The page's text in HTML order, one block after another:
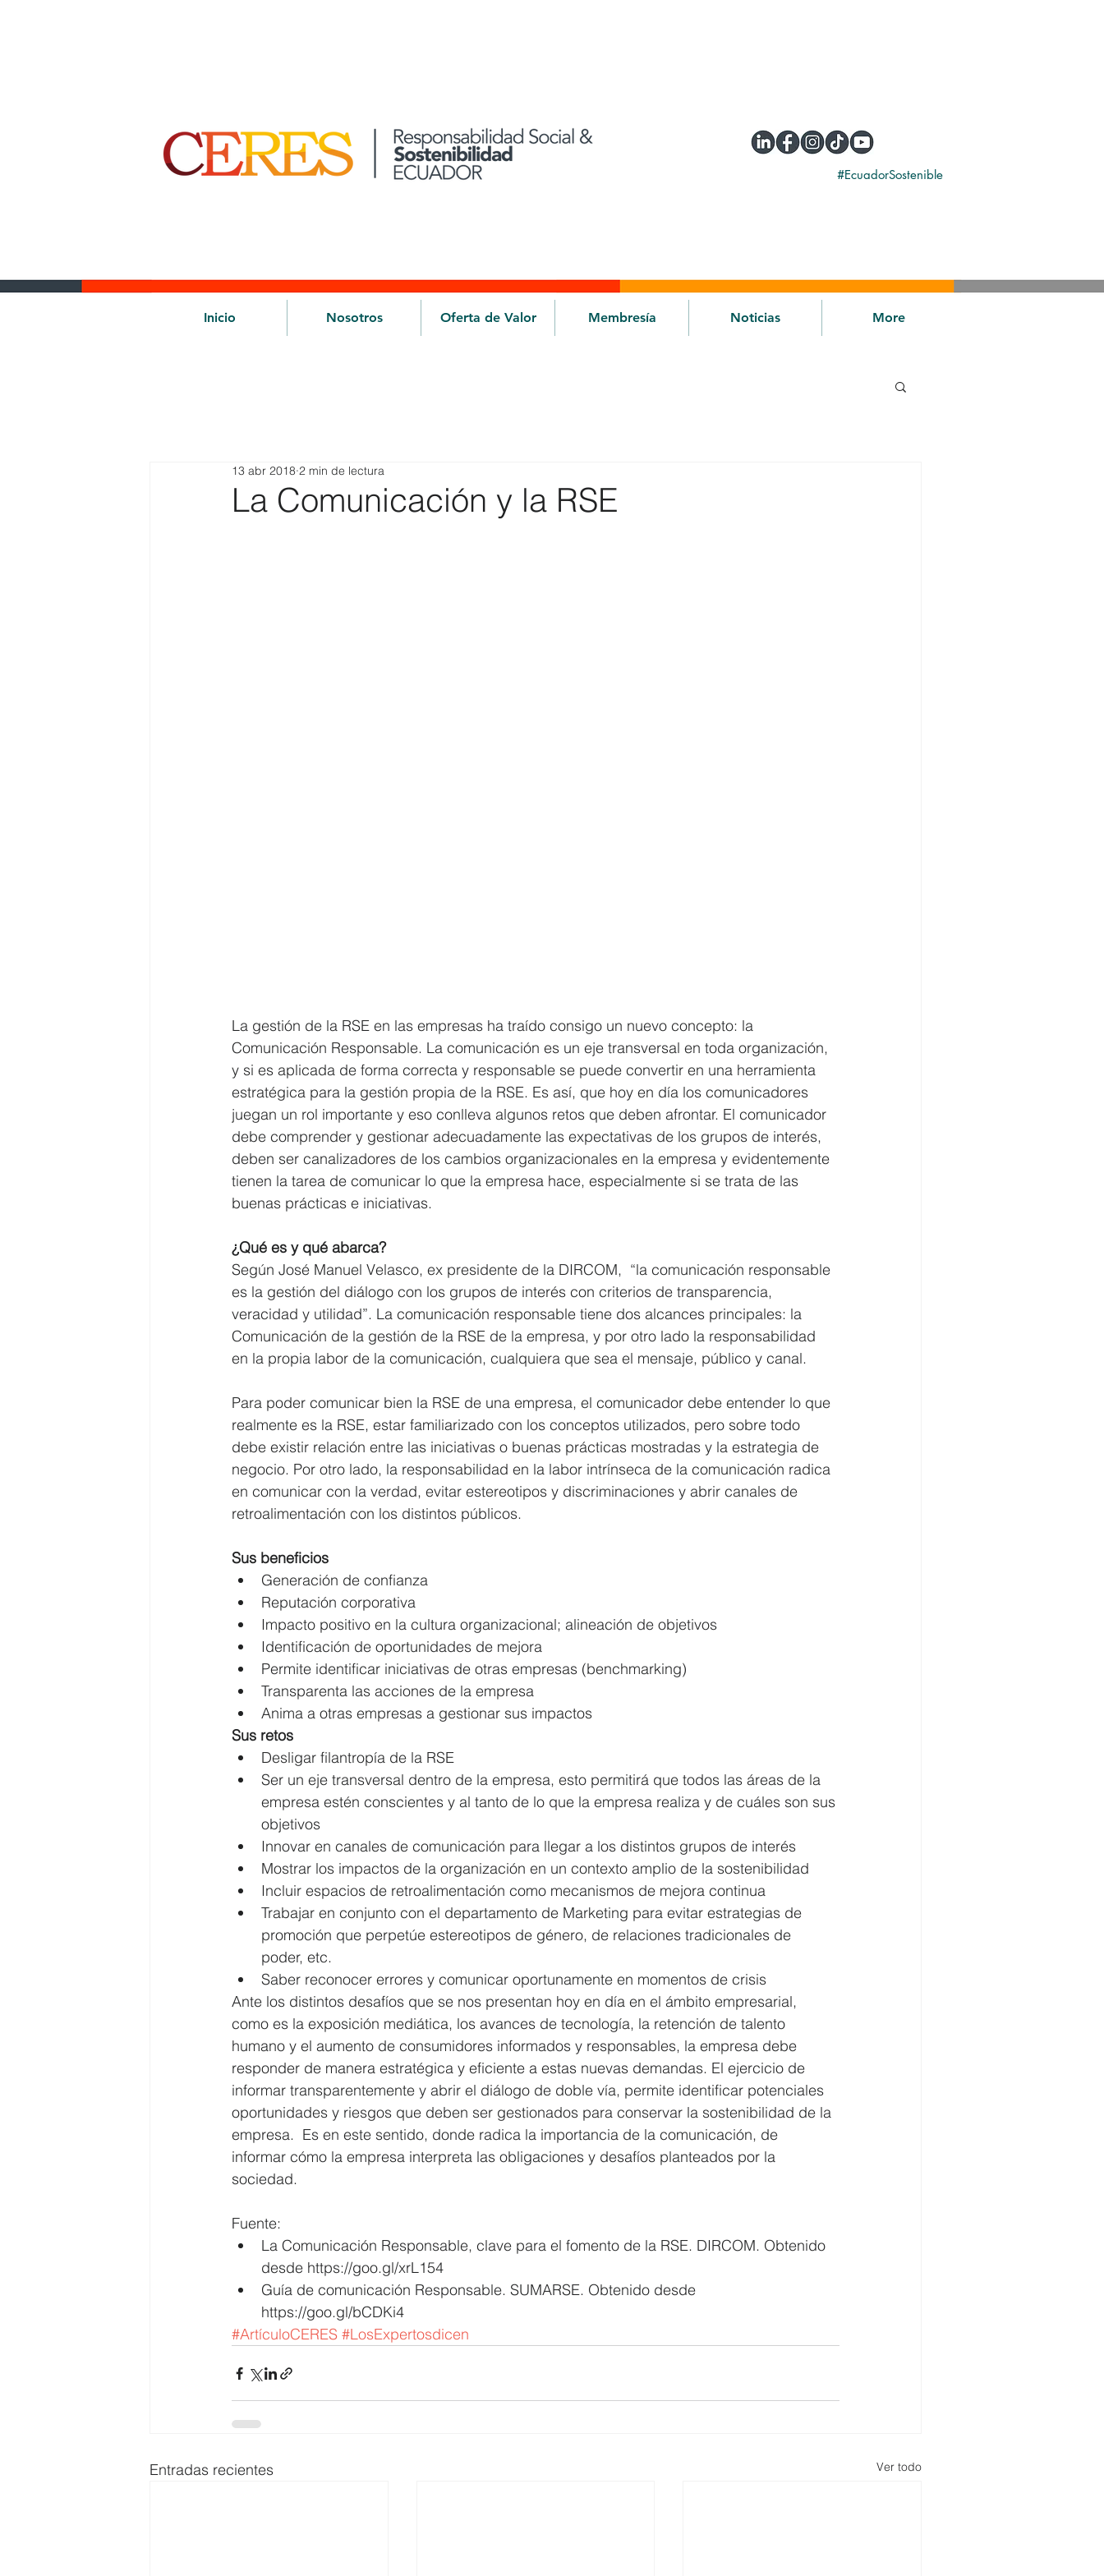
#EcuadorSostenible
Inicio Nosotros Oferta de Valor Membresía Noticias More
La Comunicación y la RSE
13 abr 2018 2 min de lectura
La gestión de la RSE en las empresas ha traído consigo un nuevo concepto: la
Comunicación Responsable. La comunicación es un eje transversal en toda organización,
y si es aplicada de forma correcta y responsable se puede convertir en una herramienta
estratégica para la gestión propia de la RSE. Es así, que hoy en día los comunicadores
juegan un rol importante y eso conlleva algunos retos que deben afrontar. El comunicador
debe comprender y gestionar adecuadamente las expectativas de los grupos de interés,
deben ser canalizadores de los cambios organizacionales en la empresa y evidentemente
tienen la tarea de comunicar lo que la empresa hace, especialmente si se trata de las
buenas prácticas e iniciativas.
¿Qué es y qué abarca?
Según José Manuel Velasco, ex presidente de la DIRCOM,  “la comunicación responsable
es la gestión del diálogo con los grupos de interés con criterios de transparencia,
veracidad y utilidad”. La comunicación responsable tiene dos alcances principales: la
Comunicación de la gestión de la RSE de la empresa, y por otro lado la responsabilidad
en la propia labor de la comunicación, cualquiera que sea el mensaje, público y canal.
Para poder comunicar bien la RSE de una empresa, el comunicador debe entender lo que
realmente es la RSE, estar familiarizado con los conceptos utilizados, pero sobre todo
debe existir relación entre las iniciativas o buenas prácticas mostradas y la estrategia de
negocio. Por otro lado, la responsabilidad en la labor intrínseca de la comunicación radica
en comunicar con la verdad, evitar estereotipos y discriminaciones y abrir canales de
retroalimentación con los distintos públicos.
Sus beneficios
Generación de confianza
Reputación corporativa
Impacto positivo en la cultura organizacional; alineación de objetivos
Identificación de oportunidades de mejora
Permite identificar iniciativas de otras empresas (benchmarking)
Transparenta las acciones de la empresa
Anima a otras empresas a gestionar sus impactos
Sus retos
Desligar filantropía de la RSE
Ser un eje transversal dentro de la empresa, esto permitirá que todos las áreas de la
empresa estén conscientes y al tanto de lo que la empresa realiza y de cuáles son sus
objetivos
Innovar en canales de comunicación para llegar a los distintos grupos de interés
Mostrar los impactos de la organización en un contexto amplio de la sostenibilidad
Incluir espacios de retroalimentación como mecanismos de mejora continua
Trabajar en conjunto con el departamento de Marketing para evitar estrategias de
promoción que perpetúe estereotipos de género, de relaciones tradicionales de
poder, etc.
Saber reconocer errores y comunicar oportunamente en momentos de crisis
Ante los distintos desafíos que se nos presentan hoy en día en el ámbito empresarial,
como es la exposición mediática, los avances de tecnología, la retención de talento
humano y el aumento de consumidores informados y responsables, la empresa debe
responder de manera estratégica y eficiente a estas nuevas demandas. El ejercicio de
informar transparentemente y abrir el diálogo de doble vía, permite identificar potenciales
oportunidades y riesgos que deben ser gestionados para conservar la sostenibilidad de la
empresa.  Es en este sentido, donde radica la importancia de la comunicación, de
informar cómo la empresa interpreta las obligaciones y desafíos planteados por la
sociedad.
Fuente:
La Comunicación Responsable, clave para el fomento de la RSE. DIRCOM. Obtenido
desde https://goo.gl/xrL154
Guía de comunicación Responsable. SUMARSE. Obtenido desde
https://goo.gl/bCDKi4
#ArtículoCERES #LosExpertosdicen
Entradas recientes Ver todo